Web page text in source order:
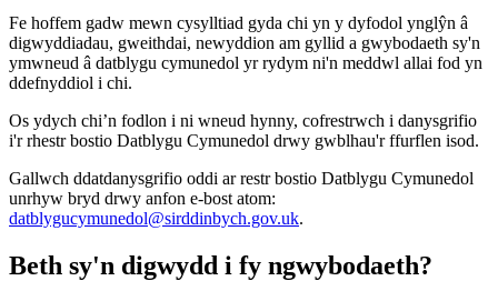
Fe hoffem gadw mewn cysylltiad gyda chi yn y dyfodol ynglŷn â
digwyddiadau, gweithdai, newyddion am gyllid a gwybodaeth sy'n
ymwneud â datblygu cymunedol yr rydym ni'n meddwl allai fod yn
ddefnyddiol i chi.
Os ydych chi’n fodlon i ni wneud hynny, cofrestrwch i danysgrifio
i'r rhestr bostio Datblygu Cymunedol drwy gwblhau'r ffurflen isod.
Gallwch ddatdanysgrifio oddi ar restr bostio Datblygu Cymunedol
unrhyw bryd drwy anfon e-bost atom:
datblygucymunedol@sirddinbych.gov.uk.
Beth sy'n digwydd i fy ngwybodaeth?